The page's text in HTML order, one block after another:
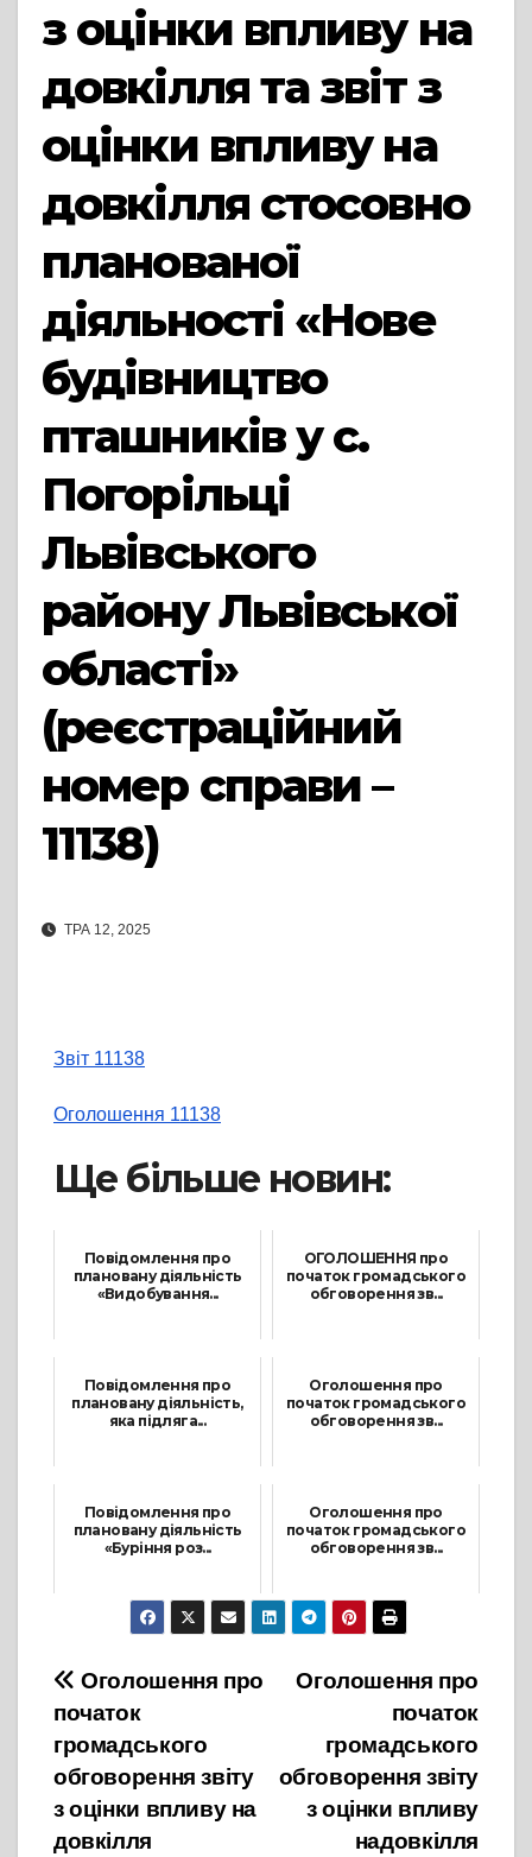
з оцінки впливу на
довкілля та звіт з
оцінки впливу на
довкілля стосовно
планованої
діяльності «Нове
будівництво
пташників у с.
Погорільці
Львівського
району Львівської
області»
(реєстраційний
номер справи –
11138)
ТРА 12, 2025
Звіт 11138
Оголошення 11138
Ще більше новин:
Повідомлення про
плановану діяльність
«Видобування...
ОГОЛОШЕННЯ про
початок громадського
обговорення зв...
Повідомлення про
плановану діяльність,
яка підляга...
Оголошення про
початок громадського
обговорення зв...
Повідомлення про
плановану діяльність
«Буріння роз...
29 Квітня, 2025
Оголошення про
початок громадського
обговорення зв...
25 Лютого, 2026
Навігація
записів
Оголошення про
початок
громадського
обговорення звіту
з оцінки впливу
надовкілля
Оголошення про
початок
громадського
обговорення звіту
з оцінки впливу на
довкілля